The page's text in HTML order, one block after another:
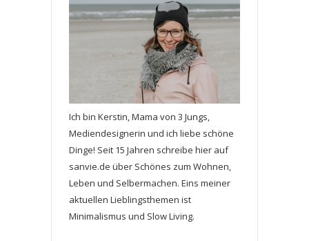
Ich bin Kerstin, Mama von 3 Jungs,
Mediendesignerin und ich liebe schöne
Dinge! Seit 15 Jahren schreibe hier auf
sanvie.de über Schönes zum Wohnen,
Leben und Selbermachen. Eins meiner
aktuellen Lieblingsthemen ist
Minimalismus und Slow Living.